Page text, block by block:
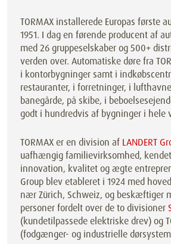
TORMAX installerede Europas første
1951. I dag en førende producent af
med 26 gruppeselskaber og 500+
verden over. Automatiske døre fra
i kontorbygninger samt i
restauranter, i forretninger, i
banegårde, på skibe, i
godt i hundredvis af bygninger i hele
TORMAX er en division af LANDERT
uafhængig familievirksomhed,
innovation, kvalitet og ægte
Group blev etableret i 1924 med
nær Zürich, Schweiz, og beskæftiger
personer fordelt over de to divisioner
(kundetilpassede elektriske drev) og
(fodgænger- og industrielle